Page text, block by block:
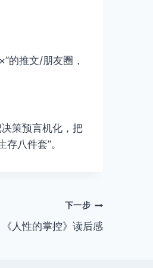
的推文/朋友圈，
策预言机化，把
八件套”。
下一步
《人性的掌控》读后感